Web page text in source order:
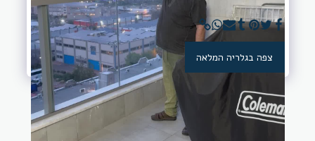
צפה בגלריה המלאה